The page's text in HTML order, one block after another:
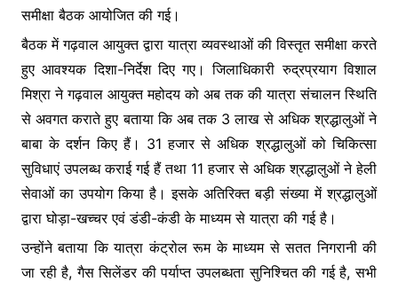
समीक्षा बैठक आयोजित की गई।
बैठक में गढ़वाल आयुक्त द्वारा यात्रा व्यवस्थाओं की विस्तृत समीक्षा करते
हुए आवश्यक दिशा-निर्देश दिए गए। जिलाधिकारी रुद्रप्रयाग विशाल
मिश्रा ने गढ़वाल आयुक्त महोदय को अब तक की यात्रा संचालन स्थिति
से अवगत कराते हुए बताया कि अब तक 3 लाख से अधिक श्रद्धालुओं ने
बाबा के दर्शन किए हैं। 31 हजार से अधिक श्रद्धालुओं को चिकित्सा
सुविधाएं उपलब्ध कराई गई हैं तथा 11 हजार से अधिक श्रद्धालुओं ने हेली
सेवाओं का उपयोग किया है। इसके अतिरिक्त बड़ी संख्या में श्रद्धालुओं
द्वारा घोड़ा-खच्चर एवं डंडी-कंडी के माध्यम से यात्रा की गई है।
उन्होंने बताया कि यात्रा कंट्रोल रूम के माध्यम से सतत निगरानी की
जा रही है, गैस सिलेंडर की पर्याप्त उपलब्धता सुनिश्चित की गई है, सभी